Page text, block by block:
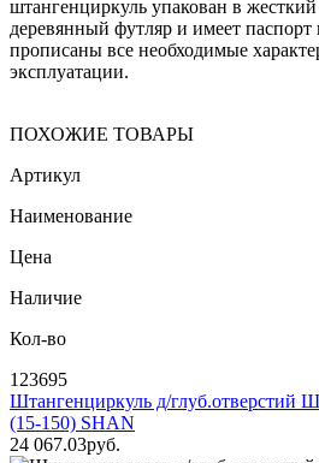
штангенциркуль упакован в
деревянный футляр и имеет паспорт
прописаны все необходимые
эксплуатации.
ПОХОЖИЕ ТОВАРЫ
Артикул
Наименование
Цена
Наличие
Кол-во
123695
Штангенциркуль д/глуб.отверстий
(15-150) SHAN
24 067.03pуб.